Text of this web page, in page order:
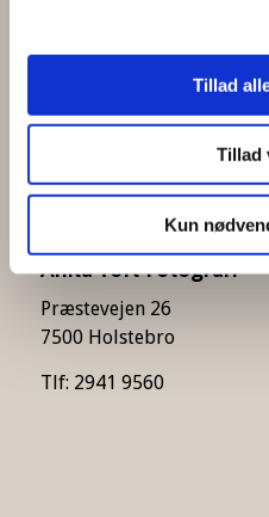
Tillad
Tillad
Kun
Anita Toft Fotografi
Præstevejen 26
7500 Holstebro
Tlf: 2941 9560